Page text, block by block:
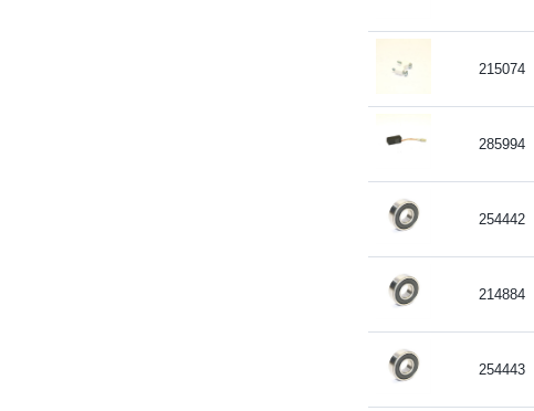
215074
285994
254442
214884
254443